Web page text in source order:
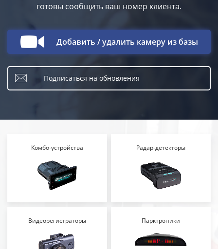
готовы сообщить ваш номер клиента.
Добавить / удалить камеру из базы
Подписаться на обновления
Комбо-устройства Радар-детекторы
Видеорегистраторы Парктроники